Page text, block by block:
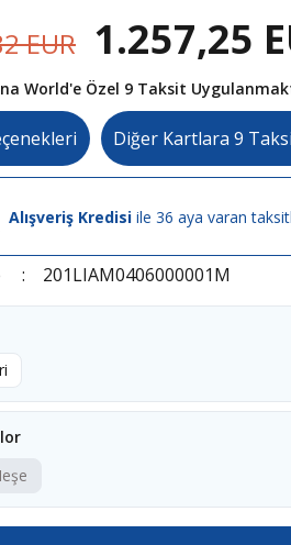
EUR 1.257,25
World'e Özel 9 Taksit
Diğer Kartlara 9
Alışveriş Kredisi ile 36 aya varan
201LIAM0406000001M